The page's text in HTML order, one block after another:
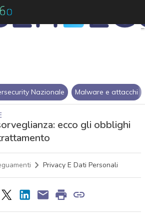
Nazionale Malware e attacchi
ecco gli obblighi
Privacy E Dati Personali